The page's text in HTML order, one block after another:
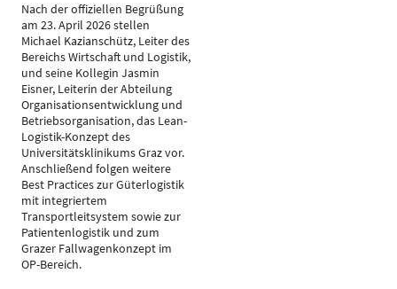
Nach der offiziellen Begrüßung
am 23. April 2026 stellen
Michael Kazianschütz, Leiter des
Bereichs Wirtschaft und Logistik,
und seine Kollegin Jasmin
Eisner, Leiterin der Abteilung
Organisationsentwicklung und
Betriebsorganisation, das Lean-
Logistik-Konzept des
Universitätsklinikums Graz vor.
Anschließend folgen weitere
Best Practices zur Güterlogistik
mit integriertem
Transportleitsystem sowie zur
Patientenlogistik und zum
Grazer Fallwagenkonzept im
OP-Bereich.